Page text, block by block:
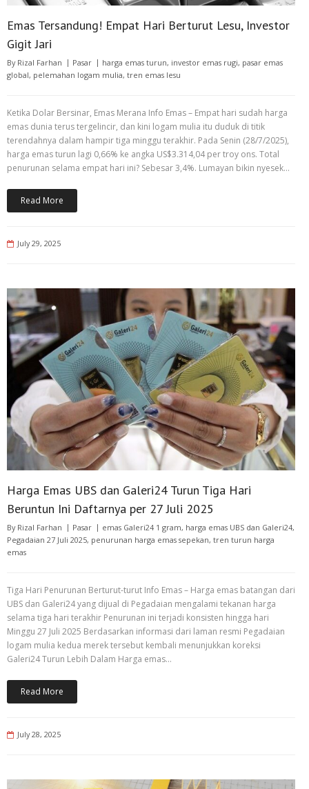
Emas Tersandung! Empat Hari Berturut Lesu, Investor
Gigit Jari
By Rizal Farhan Pasar harga emas turun, investor emas rugi, pasar emas
global, pelemahan logam mulia, tren emas lesu
Ketika Dolar Bersinar, Emas Merana Info Emas – Empat hari sudah harga
emas dunia terus tergelincir, dan kini logam mulia itu duduk di titik
terendahnya dalam hampir tiga minggu terakhir. Pada Senin (28/7/2025),
harga emas turun lagi 0,66% ke angka US$3.314,04 per troy ons. Total
penurunan selama empat hari ini? Sebesar 3,4%. Lumayan bikin nyesek…
Read More
July 29, 2025
Harga Emas UBS dan Galeri24 Turun Tiga Hari
Beruntun Ini Daftarnya per 27 Juli 2025
By Rizal Farhan Pasar emas Galeri24 1 gram, harga emas UBS dan Galeri24,
Pegadaian 27 Juli 2025, penurunan harga emas sepekan, tren turun harga
emas
Tiga Hari Penurunan Berturut-turut Info Emas – Harga emas batangan dari
UBS dan Galeri24 yang dijual di Pegadaian mengalami tekanan harga
selama tiga hari terakhir Penurunan ini terjadi konsisten hingga hari
Minggu 27 Juli 2025 Berdasarkan informasi dari laman resmi Pegadaian
logam mulia kedua merek tersebut kembali menunjukkan koreksi
Galeri24 Turun Lebih Dalam Harga emas…
Read More
July 28, 2025